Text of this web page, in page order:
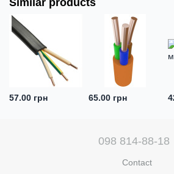
57.00 грн 65.00 грн
098 814-88-18
Contact